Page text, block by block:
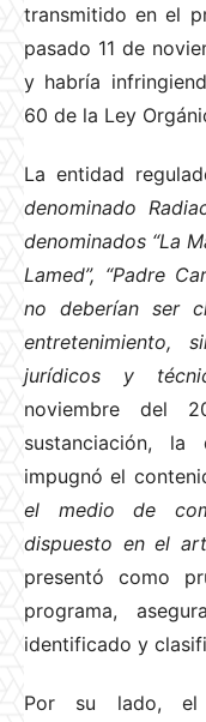
transmitido en el
pasado 11 de
y habría
60 de la Ley
La entidad
denominado
denominados “La
Lamed”, “Padre
no deberían ser
entretenimiento,
jurídicos y
noviembre del
sustanciación,
impugnó el
el medio de
dispuesto en el
presentó como
programa,
identificado y
Por su lado, el